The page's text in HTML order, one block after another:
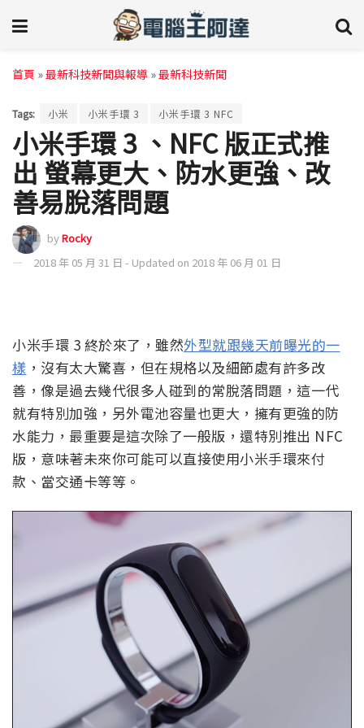
首頁 »最新科技新聞與報導 »最新科技新聞
Tags: 小米 小米手環 3 小米手環 3 NFC
小米手環 3 、NFC 版正式推
出 螢幕更大、防水更強、改
善易脫落問題
byRocky
2018 年 05 月 31 日 - Updated on 2018 年 06 月 01 日
小米手環 3 終於來了，雖然外型就跟幾天前曝光的一
樣 ，沒有太大驚喜，但在規格以及細節處有許多改
善，像是過去幾代很多人碰到的常脫落問題，這一代
就有特別加強，另外電池容量也更大，擁有更強的防
水能力，最重要是這次除了一般版，還特別推出 NFC
版，意味著未來你可能可以直接使用小米手環來付
款、當交通卡等等。